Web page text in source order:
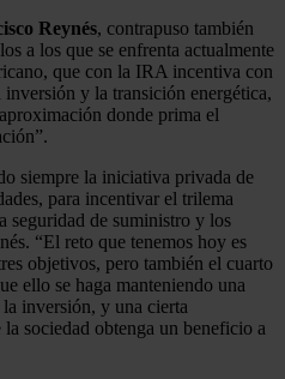
Reynés, contrapuso también
a los que se enfrenta actualmente
que con la IRA incentiva con
y la transición energética,
donde prima el
siempre la iniciativa privada de
para incentivar el trilema
seguridad de suministro y los
“El reto que tenemos hoy es
objetivos, pero también el cuarto
ello se haga manteniendo una
inversión, y una cierta
sociedad obtenga un beneficio a